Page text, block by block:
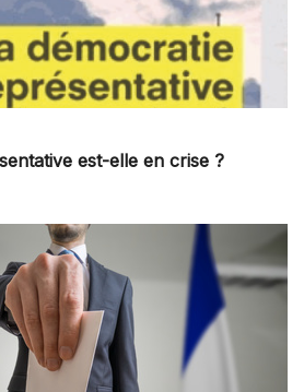
est-elle en crise ?